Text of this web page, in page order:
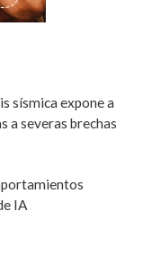
sísmica expone a
a severas brechas
IA